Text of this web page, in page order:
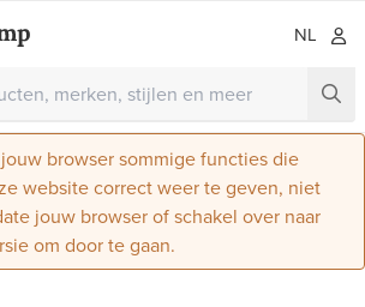
NL
browser sommige functies die
website correct weer te geven, niet
jouw browser of schakel over naar
om door te gaan.